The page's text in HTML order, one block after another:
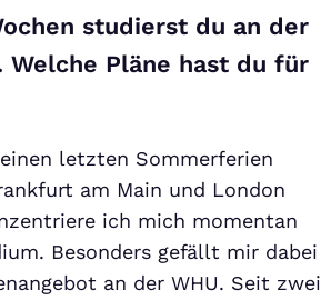
studierst du an der
Welche Pläne hast du für
letzten Sommerferien
am Main und London
ich mich momentan
Besonders gefällt mir dabei
an der WHU. Seit zwei